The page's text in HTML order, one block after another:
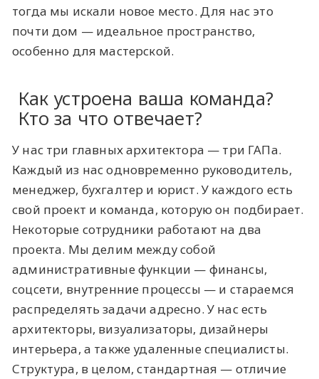
тогда мы искали новое место. Для нас это
почти дом — идеальное пространство,
особенно для мастерской.
Как устроена ваша команда?
Кто за что отвечает?
У нас три главных архитектора — три ГАПа.
Каждый из нас одновременно руководитель,
менеджер, бухгалтер и юрист. У каждого есть
свой проект и команда, которую он подбирает.
Некоторые сотрудники работают на два
проекта. Мы делим между собой
административные функции — финансы,
соцсети, внутренние процессы — и стараемся
распределять задачи адресно. У нас есть
архитекторы, визуализаторы, дизайнеры
интерьера, а также удаленные специалисты.
Структура, в целом, стандартная — отличие